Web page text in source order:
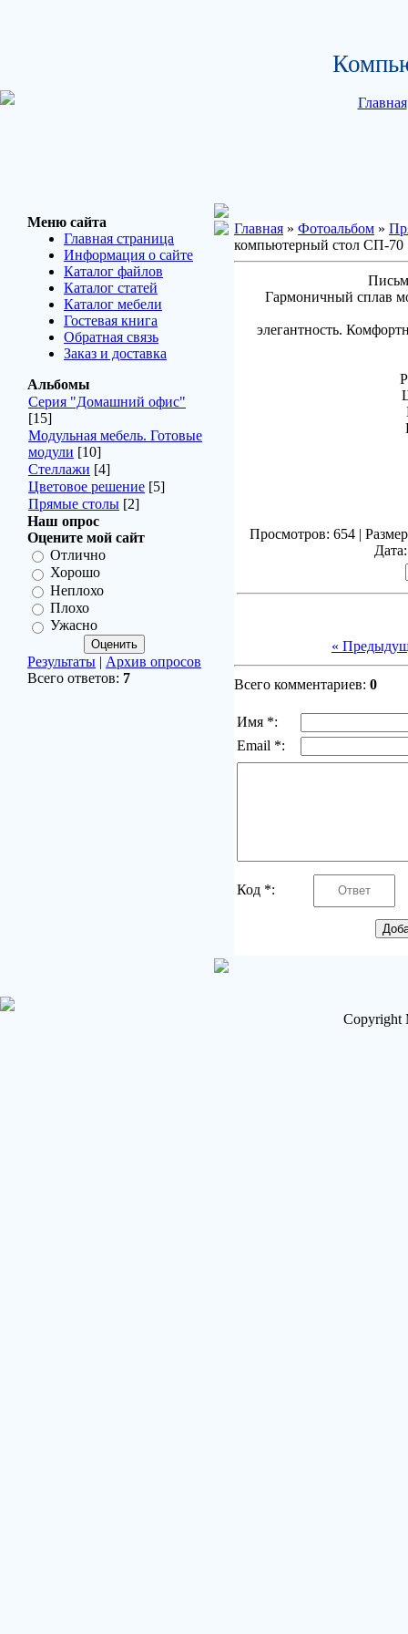
Главная
Меню сайта
Главная страница
Информация о сайте
Каталог файлов
Каталог статей
Каталог мебели
Гостевая книга
Обратная связь
Заказ и доставка
Альбомы
Серия "Домашний офис"
[15]
Модульная мебель. Готовые
модули [10]
Стеллажи [4]
Цветовое решение [5]
Прямые столы [2]
Наш опрос
Оцените мой сайт
Отлично
Хорошо
Неплохо
Плохо
Ужасно
Результаты | Архив опросов
Всего ответов: 7
Главная » Фотоальбом »
компьютерный стол СП-70
Гармоничный сплав
элегантность.
Просмотров: 654 |
«
Всего комментариев: 0
Имя *:
Email *:
Код *:
Copyright